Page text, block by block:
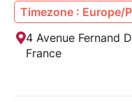
Timezone : Europe/
4 Avenue Fernand
France